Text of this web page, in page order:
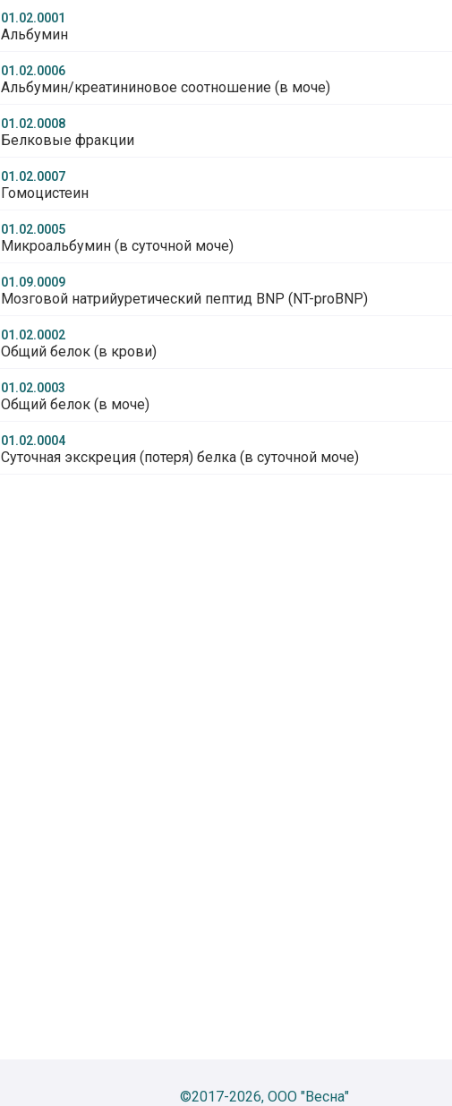
01.02.0001
Альбумин
01.02.0006
Альбумин/креатининовое соотношение (в моче)
01.02.0008
Белковые фракции
01.02.0007
Гомоцистеин
01.02.0005
Микроальбумин (в суточной моче)
01.09.0009
Мозговой натрийуретический пептид BNP (NT-proBNP)
01.02.0002
Общий белок (в крови)
01.02.0003
Общий белок (в моче)
01.02.0004
Суточная экскреция (потеря) белка (в суточной моче)
©2017-2026, ООО "Весна"